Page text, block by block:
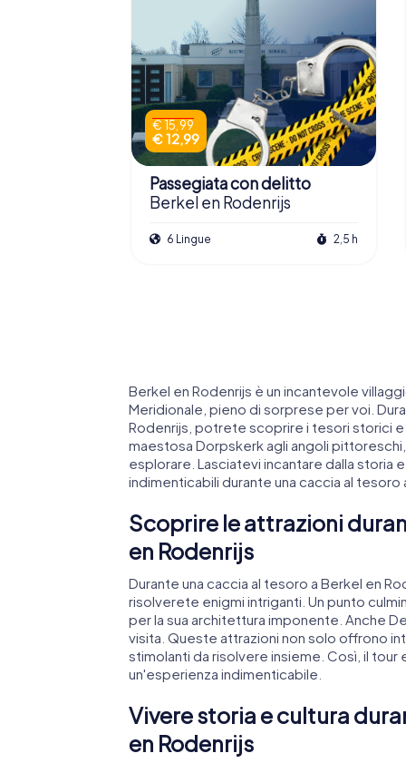
€ 15,99
€ 12,99
Passegiata con delitto
Berkel en Rodenrijs
6 Lingue 2,5 h
Berkel en Rodenrijs è un incantevole
Meridionale, pieno di sorprese per voi.
Rodenrijs, potrete scoprire i tesori storici
maestosa Dorpskerk agli angoli
esplorare. Lasciatevi incantare dalla storia
indimenticabili durante una caccia al tesoro
Scoprire le attrazioni
en Rodenrijs
Durante una caccia al tesoro a Berkel en
risolverete enigmi intriganti. Un punto
per la sua architettura imponente. Anche
visita. Queste attrazioni non solo offrono
stimolanti da risolvere insieme. Così, il
un'esperienza indimenticabile.
Vivere storia e cultura
en Rodenrijs